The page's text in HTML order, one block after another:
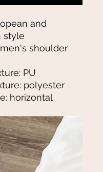
and
style
shoulder
PU
polyester
horizontal